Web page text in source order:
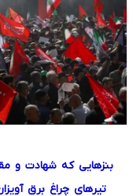
بنزهایی که شهادت و
تیرهای چراغ برق